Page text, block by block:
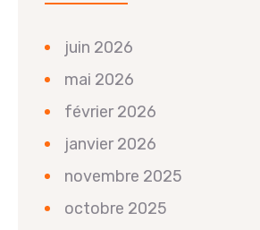
juin 2026
mai 2026
février 2026
janvier 2026
novembre 2025
octobre 2025